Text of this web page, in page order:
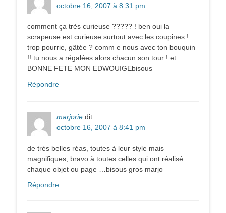
octobre 16, 2007 à 8:31 pm
comment ça très curieuse ????? ! ben oui la
scrapeuse est curieuse surtout avec les coupines !
trop pourrie, gâtée ? comm e nous avec ton bouquin
!! tu nous a régalées alors chacun son tour ! et
BONNE FETE MON EDWOUIGEbisous
Répondre
marjorie dit :
octobre 16, 2007 à 8:41 pm
de très belles réas, toutes à leur style mais
magnifiques, bravo à toutes celles qui ont réalisé
chaque objet ou page …bisous gros marjo
Répondre